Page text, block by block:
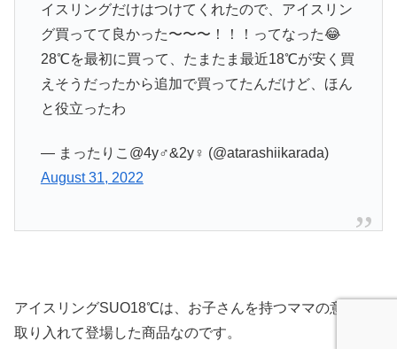
イスリングだけはつけてくれたので、アイスリン
グ買ってて良かった〜〜〜！！！ってなった😂
28℃を最初に買って、たまたま最近18℃が安く買
えそうだったから追加で買ってたんだけど、ほん
と役立ったわ
— まったりこ@4y♂&2y♀ (@atarashiikarada)
August 31, 2022
アイスリングSUO18℃は、お子さんを持つママの意見を
取り入れて登場した商品なのです。